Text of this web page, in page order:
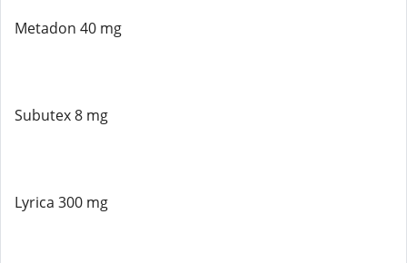
Metadon 40 mg
Subutex 8 mg
Lyrica 300 mg